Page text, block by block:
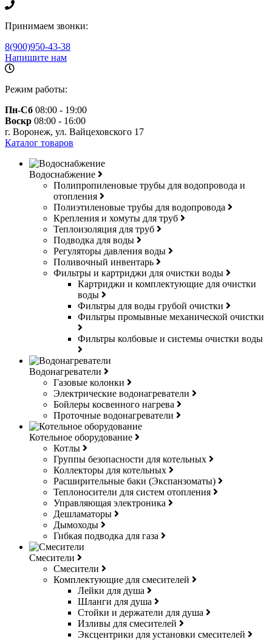
Принимаем звонки:
8(900)950-43-38
Напишите нам
Режим работы:
Пн-Сб 08:00 - 19:00
Воскр 08:00 - 16:00
г. Воронеж, ул. Вайцеховского 17
Каталог товаров
Водоснабжение
Полипропиленовые трубы для водопровода и
отопления
Полиэтиленовые трубы для водопровода
Крепления и хомуты для труб
Теплоизоляция для труб
Подводка для воды
Регуляторы давления воды
Поливочный инвентарь
Фильтры и картриджи для очистки воды
Картриджи и комплектующие для очистки
воды
Фильтры для воды грубой очистки
Фильтры промывные механической очистки
Фильтры колбовые и системы очистки воды
Водонагреватели
Газовые колонки
Электрические водонагреватели
Бойлеры косвенного нагрева
Проточные водонагреватели
Котельное оборудование
Котлы
Группы безопасности для котельных
Коллекторы для котельных
Расширительные баки (Экспанзоматы)
Теплоносители для систем отопления
Управляющая электроника
Дешламаторы
Дымоходы
Гибкая подводка для газа
Смесители
Смесители
Комплектующие для смесителей
Лейки для душа
Шланги для душа
Стойки и держатели для душа
Изливы для смесителей
Эксцентрики для установки смесителей